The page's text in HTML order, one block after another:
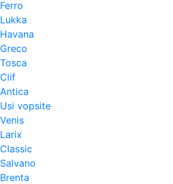
Ferro
Lukka
Havana
Greco
Tosca
Clif
Antica
Usi vopsite
Venis
Larix
Classic
Salvano
Brenta